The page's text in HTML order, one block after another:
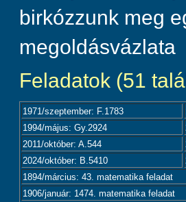
birkózzunk meg
megoldásvázlata
Feladatok (51
1971/szeptember: F.1783
1994/május: Gy.2924
2011/október: A.544
2024/október: B.5410
1894/március: 43. matematika feladat
1906/január: 1474. matematika feladat